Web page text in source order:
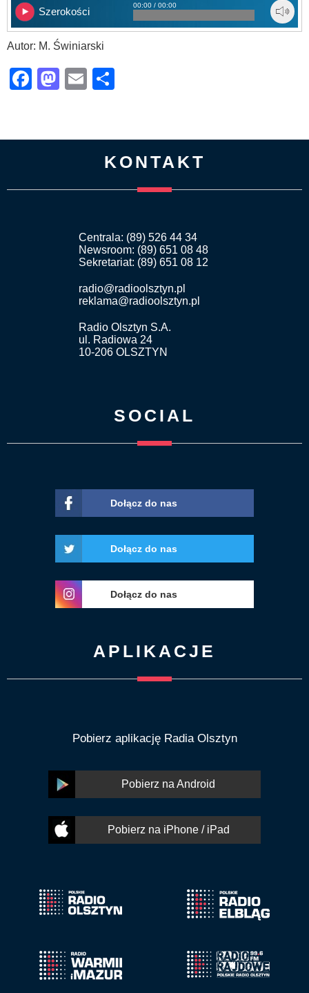
Szerokości
00:00 / 00:00
Autor: M. Świniarski
Facebook
Mastodon
Email
KONTAKT
Centrala: (89) 526 44 34
Newsroom: (89) 651 08 48
Sekretariat: (89) 651 08 12
radio@radioolsztyn.pl
reklama@radioolsztyn.pl
Radio Olsztyn S.A.
ul. Radiowa 24
10-206 OLSZTYN
SOCIAL
Dołącz do nas
Dołącz do nas
Dołącz do nas
APLIKACJE
Pobierz aplikację Radia Olsztyn
Pobierz na Android
Pobierz na iPhone / iPad